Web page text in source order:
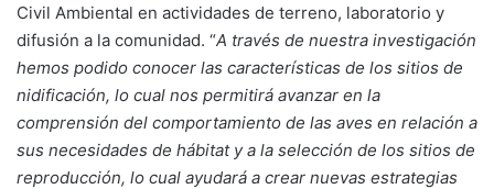
Civil Ambiental en actividades de terreno, laboratorio y
difusión a la comunidad. “A través de nuestra investigación
hemos podido conocer las características de los sitios de
nidificación, lo cual nos permitirá avanzar en la
comprensión del comportamiento de las aves en relación a
sus necesidades de hábitat y a la selección de los sitios de
reproducción, lo cual ayudará a crear nuevas estrategias